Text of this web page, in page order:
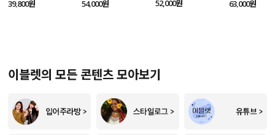
39,800원 54,000원 52,000원 63,000원
이블렛의 모든 콘텐츠 모아보기